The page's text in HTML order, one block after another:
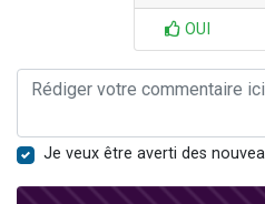
OUI
Je veux être averti des